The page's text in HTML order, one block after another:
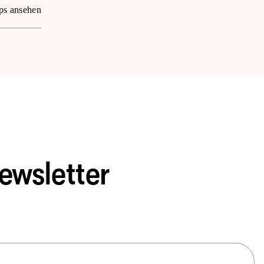
ansehen